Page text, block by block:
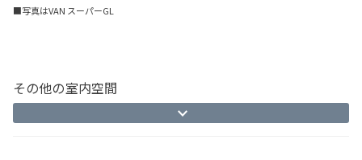
■写真はVAN スーパーGL
その他の室内空間